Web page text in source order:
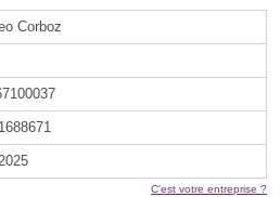
Corboz
C'est votre entreprise ?